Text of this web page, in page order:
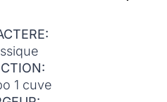
1 cuve